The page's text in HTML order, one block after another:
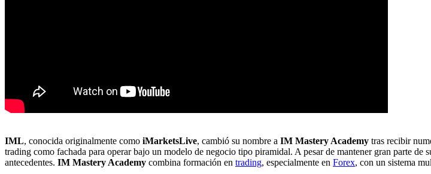
IML, conocida originalmente como iMarketsLive, cambió su nombre a IM Mastery Academy tras recibir
trading como fachada para operar bajo un modelo de negocio tipo piramidal. A pesar de mantener gran parte
antecedentes. IM Mastery Academy combina formación en trading, especialmente en Forex, con un sistema